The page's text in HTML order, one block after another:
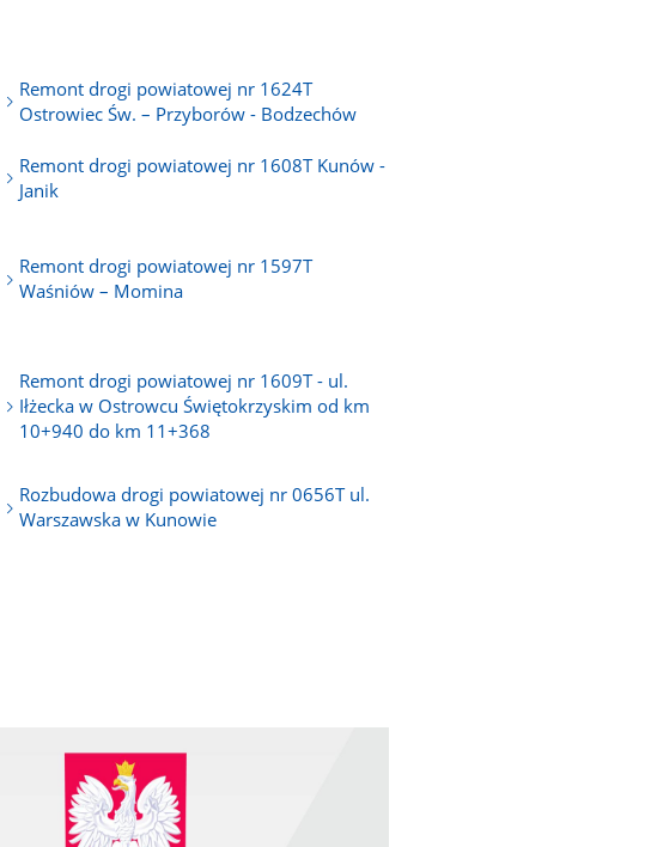
Remont drogi powiatowej nr 1624T
Ostrowiec Św. – Przyborów - Bodzechów
Remont drogi powiatowej nr 1608T Kunów -
Janik
Remont drogi powiatowej nr 1597T
Waśniów – Momina
Remont drogi powiatowej nr 1609T - ul.
Iłżecka w Ostrowcu Świętokrzyskim od km
10+940 do km 11+368
Rozbudowa drogi powiatowej nr 0656T ul.
Warszawska w Kunowie